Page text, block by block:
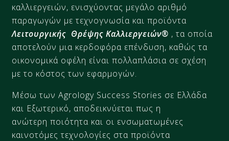
καλλιεργειών, ενισχύοντας μεγάλο αριθμό
παραγωγών με τεχνογνωσία και προϊόντα
Λειτουργικής Θρέψης Καλλιεργειών® , τα οποία
αποτελούν μια κερδοφόρα επένδυση, καθώς τα
οικονομικά οφέλη είναι πολλαπλάσια σε σχέση
με το κόστος των εφαρμογών.
Μέσω των Agrology Success Stories σε Ελλάδα
και Εξωτερικό, αποδεικνύεται πως η
ανώτερη ποιότητα και οι ενσωματωμένες
καινοτόμες τεχνολογίες στα προϊόντα